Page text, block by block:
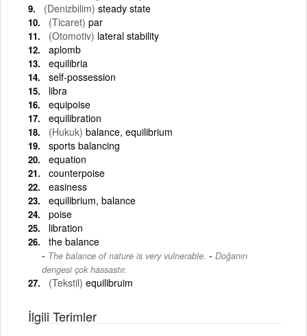
(Denizbilim) steady state
(Ticaret) par
(Otomotiv) lateral stability
aplomb
equilibria
self-possession
libra
equipoise
equilibration
(Hukuk) balance, equilibrium
sports balancing
equation
counterpoise
easiness
equilibrium, balance
poise
libration
the balance
The balance of nature is very vulnerable. - Doğanın
dengesi çok hassastır.
(Tekstil) equilibruim
İlgili Terimler